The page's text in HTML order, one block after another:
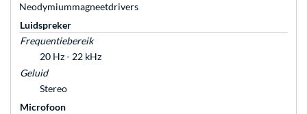
Neodymiummagneetdrivers
Luidspreker
Frequentiebereik
20 Hz - 22 kHz
Geluid
Stereo
Microfoon